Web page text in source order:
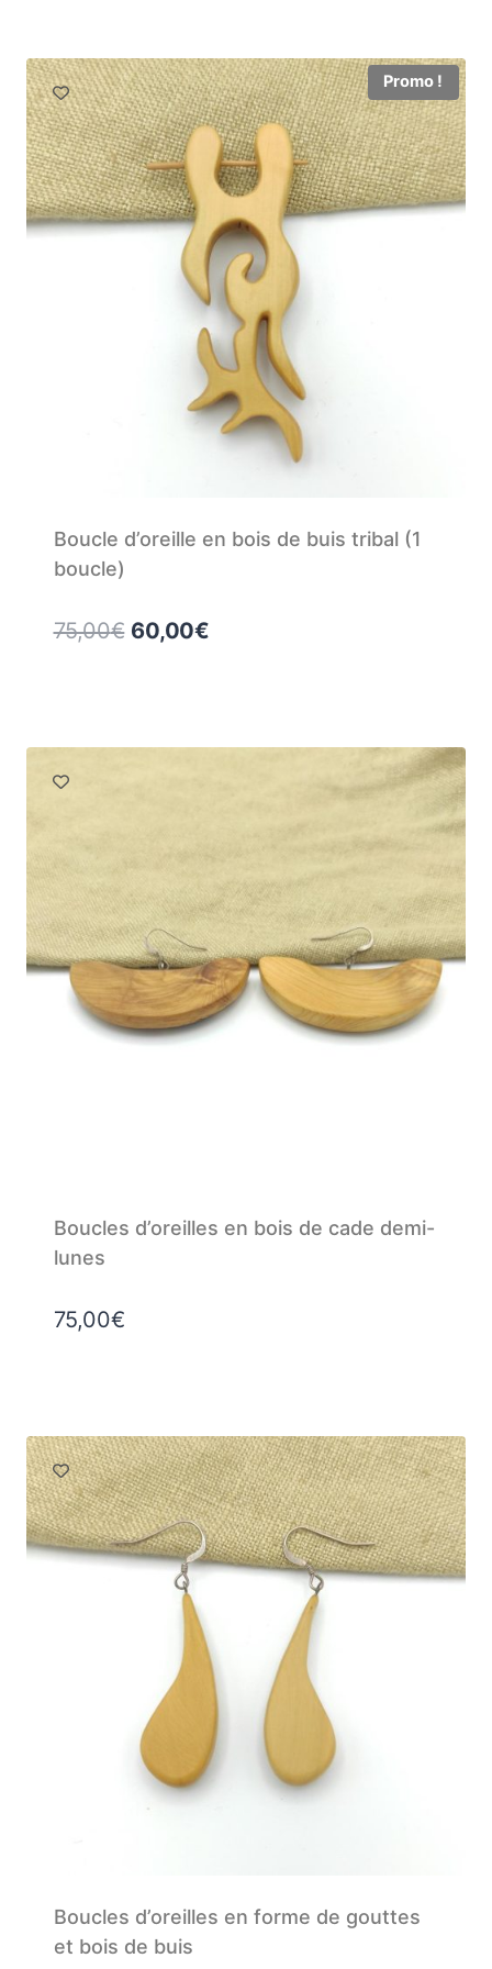
Promo !
Boucle d’oreille en bois de buis tribal (1
boucle)
75,00€ 60,00€
Boucles d’oreilles en bois de cade demi-
lunes
75,00€
Boucles d’oreilles en forme de gouttes
et bois de buis